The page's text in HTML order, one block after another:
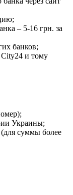
– 5-16 грн. за
банков;
и тому
Украины;
суммы более